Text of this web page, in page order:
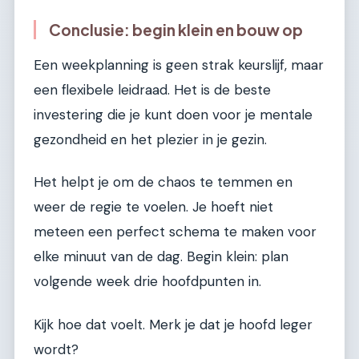
Conclusie: begin klein en bouw op
Een weekplanning is geen strak keurslijf, maar
een flexibele leidraad. Het is de beste
investering die je kunt doen voor je mentale
gezondheid en het plezier in je gezin.
Het helpt je om de chaos te temmen en
weer de regie te voelen. Je hoeft niet
meteen een perfect schema te maken voor
elke minuut van de dag. Begin klein: plan
volgende week drie hoofdpunten in.
Kijk hoe dat voelt. Merk je dat je hoofd leger
wordt?